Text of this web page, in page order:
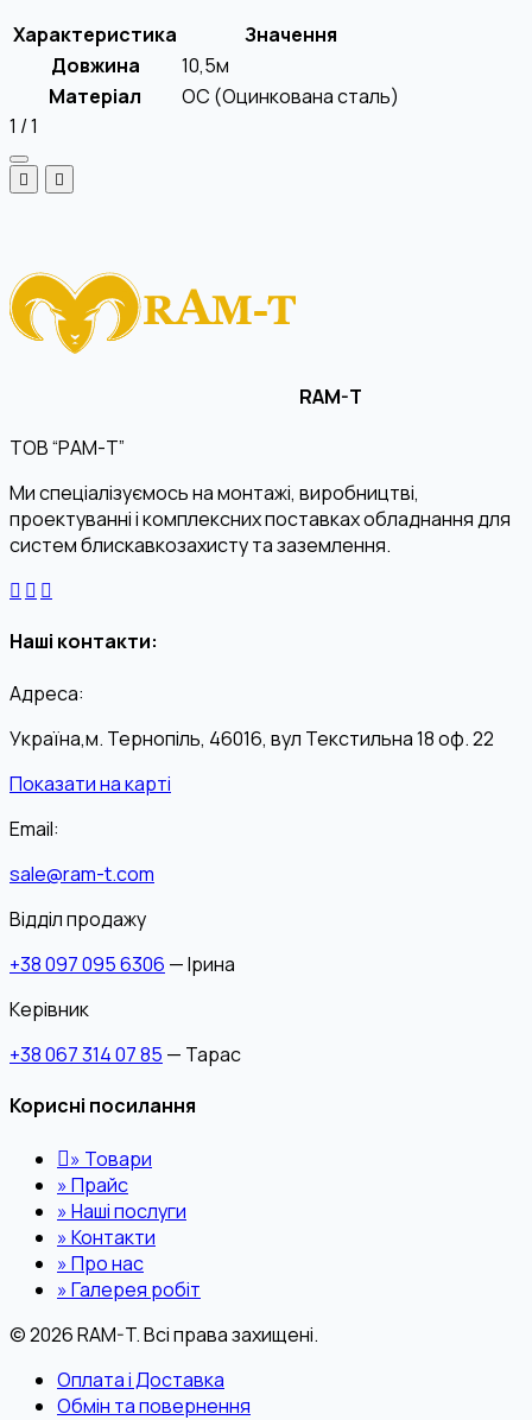
Характеристика
Значення
Довжина
10,5м
Матеріал
OC (Оцинкована сталь)
1 /1
RAM-T
ТОВ “РАМ-Т”
Ми спеціалізуємось на монтажі, виробництві,
проектуванні і комплексних поставках обладнання для
систем блискавкозахисту та заземлення.
Наші контакти:
Адреса:
Україна,м. Тернопіль, 46016, вул Текстильна 18 оф. 22
Показати на карті
Email:
sale@ram-t.com
Відділ продажу
+38 097 095 6306 — Ірина
Керівник
+38 067 314 07 85 — Тарас
Корисні посилання
» Товари
»Прайс
»Наші послуги
»Контакти
»Про нас
»Галерея робіт
© 2026 RAM-T. Всі права захищені.
Оплата і Доставка
Обмін та повернення